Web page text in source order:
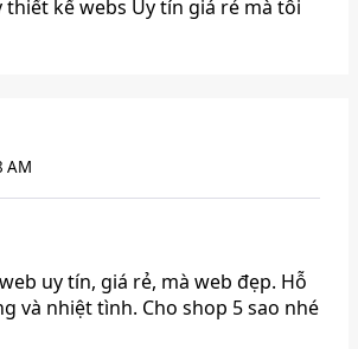
kế webs Uy tín giá rẻ mà tôi
AM
uy tín, giá rẻ, mà web đẹp. Hỗ
và nhiệt tình. Cho shop 5 sao nhé